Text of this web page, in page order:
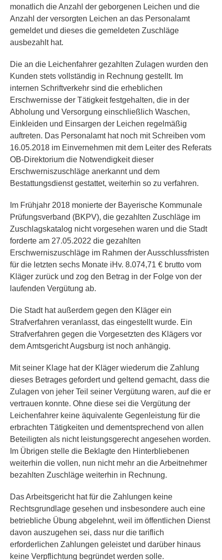
monatlich die Anzahl der geborgenen Leichen und die
Anzahl der versorgten Leichen an das Personalamt
gemeldet und dieses die gemeldeten Zuschläge
ausbezahlt hat.
Die an die Leichenfahrer gezahlten Zulagen wurden den
Kunden stets vollständig in Rechnung gestellt. Im
internen Schriftverkehr sind die erheblichen
Erschwernisse der Tätigkeit festgehalten, die in der
Abholung und Versorgung einschließlich Waschen,
Einkleiden und Einsargen der Leichen regelmäßig
auftreten. Das Personalamt hat noch mit Schreiben vom
16.05.2018 im Einvernehmen mit dem Leiter des Referats
OB-Direktorium die Notwendigkeit dieser
Erschwerniszuschläge anerkannt und dem
Bestattungsdienst gestattet, weiterhin so zu verfahren.
Im Frühjahr 2018 monierte der Bayerische Kommunale
Prüfungsverband (BKPV), die gezahlten Zuschläge im
Zuschlagskatalog nicht vorgesehen waren und die Stadt
forderte am 27.05.2022 die gezahlten
Erschwerniszuschläge im Rahmen der Ausschlussfristen
für die letzten sechs Monate iHv. 8.074,71 € brutto vom
Kläger zurück und zog den Betrag in der Folge von der
laufenden Vergütung ab.
Die Stadt hat außerdem gegen den Kläger ein
Strafverfahren veranlasst, das eingestellt wurde. Ein
Strafverfahren gegen die Vorgesetzten des Klägers vor
dem Amtsgericht Augsburg ist noch anhängig.
Mit seiner Klage hat der Kläger wiederum die Zahlung
dieses Betrages gefordert und geltend gemacht, dass die
Zulagen von jeher Teil seiner Vergütung waren, auf die er
vertrauen konnte. Ohne diese sei die Vergütung der
Leichenfahrer keine äquivalente Gegenleistung für die
erbrachten Tätigkeiten und dementsprechend von allen
Beteiligten als nicht leistungsgerecht angesehen worden.
Im Übrigen stelle die Beklagte den Hinterbliebenen
weiterhin die vollen, nun nicht mehr an die Arbeitnehmer
bezahlten Zuschläge weiterhin in Rechnung.
Das Arbeitsgericht hat für die Zahlungen keine
Rechtsgrundlage gesehen und insbesondere auch eine
betriebliche Übung abgelehnt, weil im öffentlichen Dienst
davon auszugehen sei, dass nur die tariflich
erforderlichen Zahlungen geleistet und darüber hinaus
keine Verpflichtung begründet werden solle.